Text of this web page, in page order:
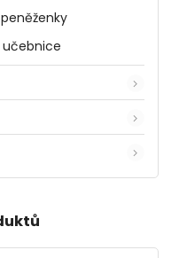
učebnice
(páska) ve tvaru
milkshake